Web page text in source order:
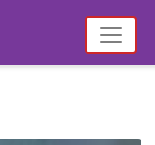
o futuro"